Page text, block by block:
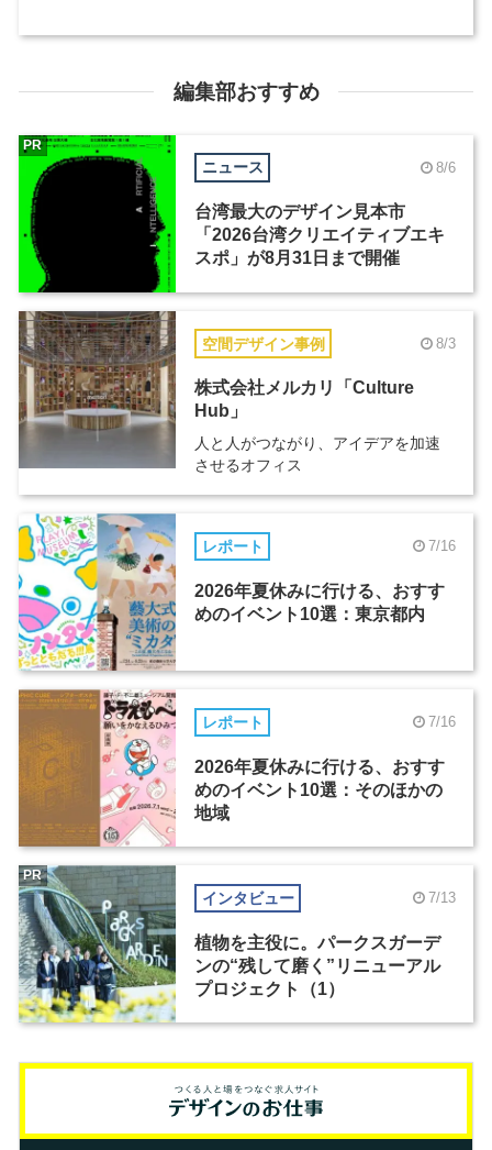
編集部おすすめ
ニュース 8/6
台湾最大のデザイン見本市
「2026台湾クリエイティブエキ
スポ」が8月31日まで開催
PR
空間デザイン事例 8/3
株式会社メルカリ「Culture
Hub」
人と人がつながり、アイデアを加速
させるオフィス
レポート 7/16
2026年夏休みに行ける、おすす
めのイベント10選：東京都内
レポート 7/16
2026年夏休みに行ける、おすす
めのイベント10選：そのほかの
地域
インタビュー 7/13
植物を主役に。パークスガーデ
ンの“残して磨く”リニューアル
プロジェクト（1）
PR